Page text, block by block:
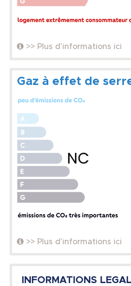
>> Plus d'informations ici
Gaz à effet de
>> Plus d'informations ici
INFORMATIONS